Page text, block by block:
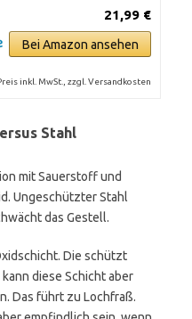
21,99 €
Bei Amazon ansehen
inkl. MwSt., zzgl. Versandkosten
Stahl
mit Sauerstoff und
Ungeschützter Stahl
das Gestell.
Die schützt
diese Schicht aber
Das führt zu Lochfraß.